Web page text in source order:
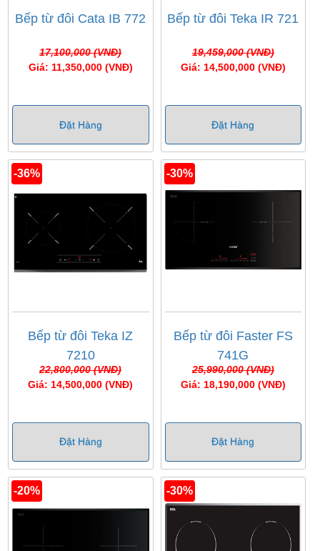
Bếp từ đôi Cata IB 772
17,100,000 (VNĐ)
Giá: 11,350,000 (VNĐ)
Đặt Hàng
Bếp từ đôi Teka IR 721
19,459,000 (VNĐ)
Giá: 14,500,000 (VNĐ)
Đặt Hàng
-36%
Bếp từ đôi Teka IZ
7210
22,800,000 (VNĐ)
Giá: 14,500,000 (VNĐ)
Đặt Hàng
-30%
Bếp từ đôi Faster FS
741G
25,990,000 (VNĐ)
Giá: 18,190,000 (VNĐ)
Đặt Hàng
-20% -30%